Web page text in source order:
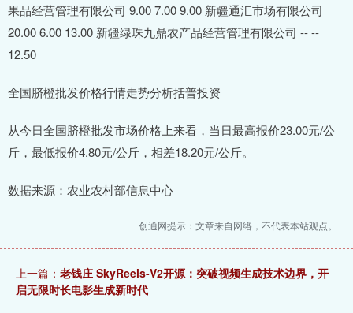
果品经营管理有限公司 9.00 7.00 9.00 新疆通汇市场有限公司
20.00 6.00 13.00 新疆绿珠九鼎农产品经营管理有限公司 -- --
12.50
全国脐橙批发价格行情走势分析括普投资
从今日全国脐橙批发市场价格上来看，当日最高报价23.00元/公
斤，最低报价4.80元/公斤，相差18.20元/公斤。
数据来源：农业农村部信息中心
创通网提示：文章来自网络，不代表本站观点。
上一篇： 老钱庄 SkyReels-V2开源：突破视频生成技术边界，开
启无限时长电影生成新时代